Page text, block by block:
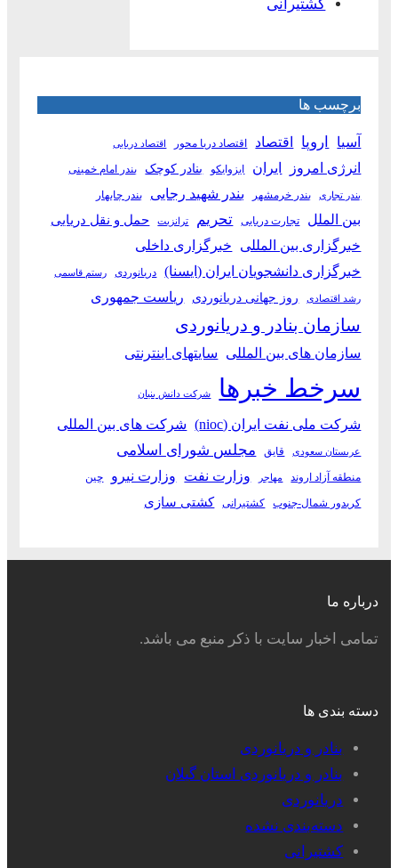
کشتیرانی
برچسب ها
آسیا اروپا اقتصاد اقتصاد دریا محور اقتصاد دریایی
انرژی امروز ایران ایزوایکو بنادر کوچک بندر امام خمینی
بندر تجاری بندر خرمشهر بندر شهید رجایی بندر چابهار
بین الملل تجارت دریایی تحریم ترانزیت حمل و نقل دریایی
خبرگزاری بین المللی خبرگزاری داخلی
خبرگزاری دانشجویان ایران (ایسنا)
دریانوردی رستم قاسمی
رشد اقتصادی روز جهانی دریانوردی ریاست جمهوری
سازمان بنادر و دریانوردی
سازمان های بین المللی سایتهای اینترنتی
سرخط خبرها شرکت دانش بنیان
شرکت ملی نفت ایران (nioc) شرکت های بین المللی
عربستان سعودی قایق مجلس شورای اسلامی
منطقه آزاد اروند مهاجر وزارت نفت وزارت نیرو چین
کریدور شمال-جنوب کشتیرانی کشتی سازی
درباره ما
تمامی اخبار سایت با ذکر منبع می باشد.
دسته بندی ها
بنادر و دریانوردی
بنادر و دریانوردی استان گیلان
دریانوردی
دسته‌بندی نشده
کشتیرانی